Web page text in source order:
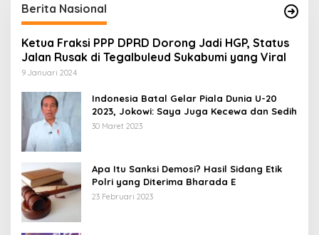
Berita Nasional
Ketua Fraksi PPP DPRD Dorong Jadi HGP, Status
Jalan Rusak di Tegalbuleud Sukabumi yang Viral
9 Januari 2024
Indonesia Batal Gelar Piala Dunia U-20
2023, Jokowi: Saya Juga Kecewa dan Sedih
30 Maret 2023
Apa Itu Sanksi Demosi? Hasil Sidang Etik
Polri yang Diterima Bharada E
23 Februari 2023